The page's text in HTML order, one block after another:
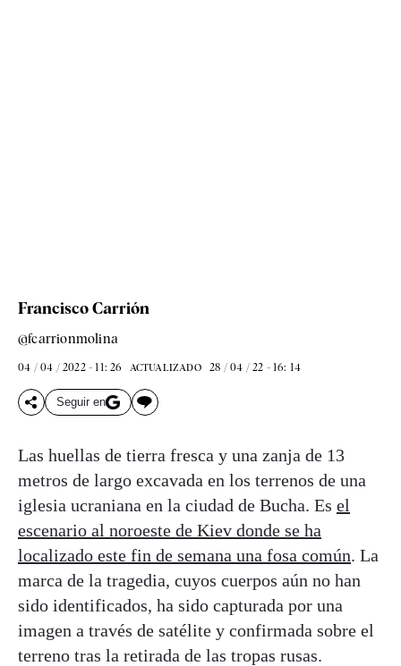
Francisco Carrión
@fcarrionmolina
04 / 04 / 2022 - 11: 26 ACTUALIZADO 28 / 04 / 22 - 16: 14
Seguir en
Las huellas de tierra fresca y una zanja de 13
metros de largo excavada en los terrenos de una
iglesia ucraniana en la ciudad de Bucha. Es el
escenario al noroeste de Kiev donde se ha
localizado este fin de semana una fosa común. La
marca de la tragedia, cuyos cuerpos aún no han
sido identificados, ha sido capturada por una
imagen a través de satélite y confirmada sobre el
terreno tras la retirada de las tropas rusas.